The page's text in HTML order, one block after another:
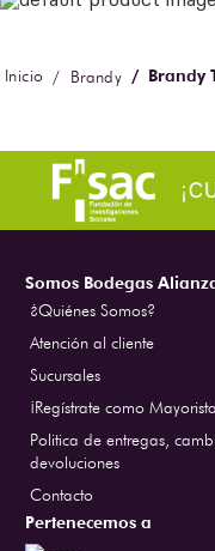
Brandy Brandy
Somos Bodegas
¿Quiénes Somos?
Atención al cliente
Sucursales
¡Regístrate como
Politica de entregas,
devoluciones
Contacto
Pertenecemos a